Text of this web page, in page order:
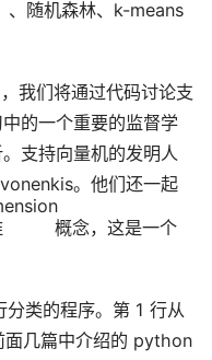
、随机森林、k-means
我们将通过代码讨论支
的一个重要的监督学
支持向量机的发明人
。他们还一起
概念，这是一个
类的程序。第 1 行从
几篇中介绍的 python